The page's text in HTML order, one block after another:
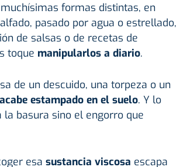
formas distintas, en
pasado por agua o estrellado,
de salsas o de recetas de
toque manipularlos a diario.
de un descuido, una torpeza o un
estampado en el suelo. Y lo
basura sino el engorro que
esa sustancia viscosa escapa